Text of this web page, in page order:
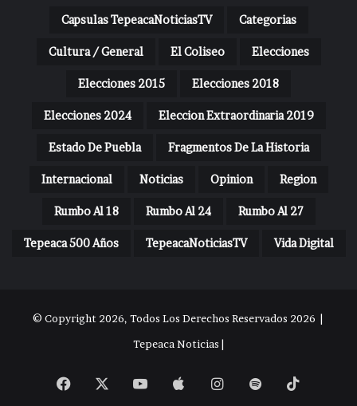
Capsulas TepeacaNoticiasTV Categorias
Cultura / General El Coliseo Elecciones
Elecciones 2015 Elecciones 2018
Elecciones 2024 Eleccion Extraordinaria 2019
Estado De Puebla Fragmentos De La Historia
Internacional Noticias Opinion Region
Rumbo Al 18 Rumbo Al 24 Rumbo Al 27
Tepeaca 500 Años TepeacaNoticiasTV Vida Digital
© Copyright 2026, Todos Los Derechos Reservados 2026 |
Tepeaca Noticias |
Facebook YouTubeAppleInstagram
Spotify